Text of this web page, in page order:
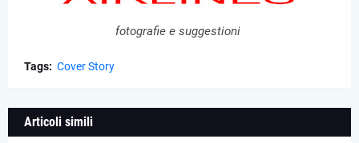
fotografie e suggestioni
Tags: Cover Story
Articoli simili